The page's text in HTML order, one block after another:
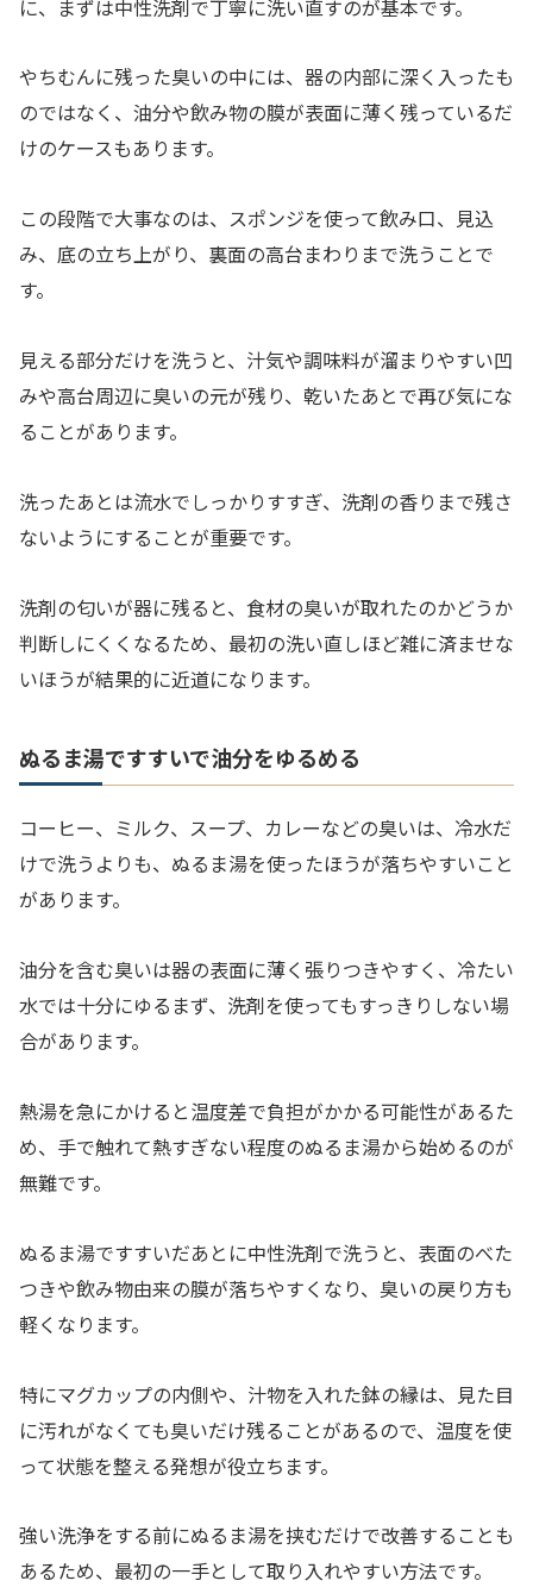
に、まずは中性洗剤で丁寧に洗い直すのが基本です。
やちむんに残った臭いの中には、器の内部に深く入ったも
のではなく、油分や飲み物の膜が表面に薄く残っているだ
けのケースもあります。
この段階で大事なのは、スポンジを使って飲み口、見込
み、底の立ち上がり、裏面の高台まわりまで洗うことで
す。
見える部分だけを洗うと、汁気や調味料が溜まりやすい凹
みや高台周辺に臭いの元が残り、乾いたあとで再び気にな
ることがあります。
洗ったあとは流水でしっかりすすぎ、洗剤の香りまで残さ
ないようにすることが重要です。
洗剤の匂いが器に残ると、食材の臭いが取れたのかどうか
判断しにくくなるため、最初の洗い直しほど雑に済ませな
いほうが結果的に近道になります。
ぬるま湯ですすいで油分をゆるめる
コーヒー、ミルク、スープ、カレーなどの臭いは、冷水だ
けで洗うよりも、ぬるま湯を使ったほうが落ちやすいこと
があります。
油分を含む臭いは器の表面に薄く張りつきやすく、冷たい
水では十分にゆるまず、洗剤を使ってもすっきりしない場
合があります。
熱湯を急にかけると温度差で負担がかかる可能性があるた
め、手で触れて熱すぎない程度のぬるま湯から始めるのが
無難です。
ぬるま湯ですすいだあとに中性洗剤で洗うと、表面のべた
つきや飲み物由来の膜が落ちやすくなり、臭いの戻り方も
軽くなります。
特にマグカップの内側や、汁物を入れた鉢の縁は、見た目
に汚れがなくても臭いだけ残ることがあるので、温度を使
って状態を整える発想が役立ちます。
強い洗浄をする前にぬるま湯を挟むだけで改善することも
あるため、最初の一手として取り入れやすい方法です。